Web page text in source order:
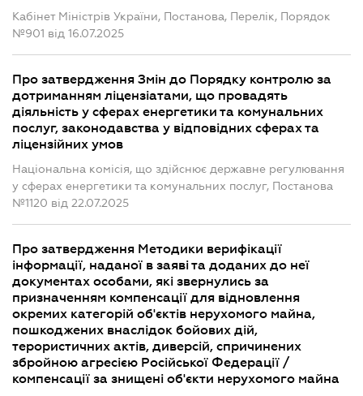
Кабінет Міністрів України, Постанова, Перелік, Порядок
№901 від 16.07.2025
Про затвердження Змін до Порядку контролю за
дотриманням ліцензіатами, що провадять
діяльність у сферах енергетики та комунальних
послуг, законодавства у відповідних сферах та
ліцензійних умов
Національна комісія, що здійснює державне регулювання
у сферах енергетики та комунальних послуг, Постанова
№1120 від 22.07.2025
Про затвердження Методики верифікації
інформації, наданої в заяві та доданих до неї
документах особами, які звернулись за
призначенням компенсації для відновлення
окремих категорій об'єктів нерухомого майна,
пошкоджених внаслідок бойових дій,
терористичних актів, диверсій, спричинених
збройною агресією Російської Федерації /
компенсації за знищені об'єкти нерухомого майна